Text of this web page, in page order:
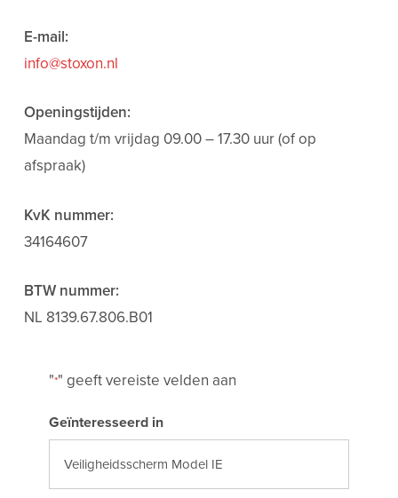
E-mail:
info@stoxon.nl
Openingstijden:
Maandag t/m vrijdag 09.00 – 17.30 uur (of op
afspraak)
KvK nummer:
34164607
BTW nummer:
NL 8139.67.806.B01
"*" geeft vereiste velden aan
Geïnteresseerd in